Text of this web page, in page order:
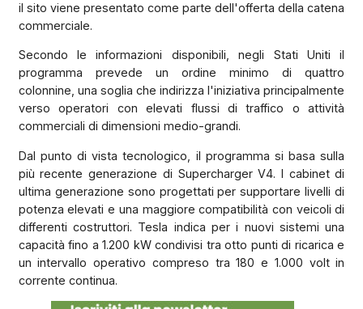
il sito viene presentato come parte dell'offerta della catena
commerciale.
Secondo le informazioni disponibili, negli Stati Uniti il
programma prevede un ordine minimo di quattro
colonnine, una soglia che indirizza l'iniziativa principalmente
verso operatori con elevati flussi di traffico o attività
commerciali di dimensioni medio-grandi.
Dal punto di vista tecnologico, il programma si basa sulla
più recente generazione di Supercharger V4. I cabinet di
ultima generazione sono progettati per supportare livelli di
potenza elevati e una maggiore compatibilità con veicoli di
differenti costruttori. Tesla indica per i nuovi sistemi una
capacità fino a 1.200 kW condivisi tra otto punti di ricarica e
un intervallo operativo compreso tra 180 e 1.000 volt in
corrente continua.